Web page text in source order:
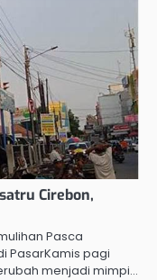
Cirebon,
Pasca
PasarKamis pagi
menjadi mimpi…